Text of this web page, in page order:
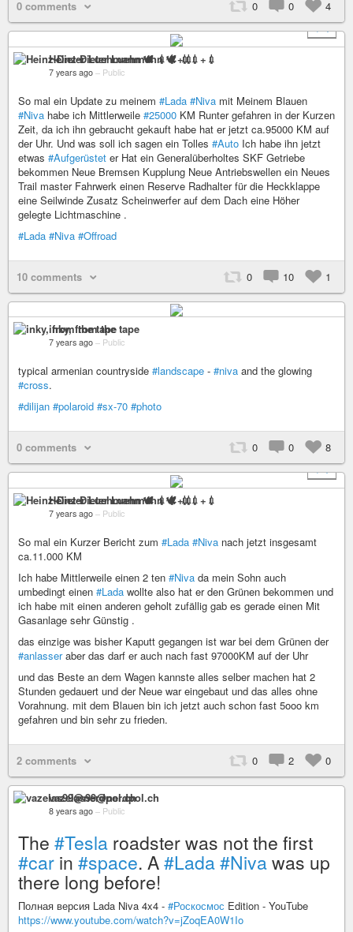
0 comments 0 0
4
+ 4
Heinz-Dieter Luehmann 🕊 💉💉+💉
7 years ago – Public
So mal ein Update zu meinem #Lada #Niva mit Meinem Blauen
#Niva habe ich Mittlerweile #25000 KM Runter gefahren in der Kurzen
Zeit, da ich ihn gebraucht gekauft habe hat er jetzt ca.95000 KM auf
der Uhr. Und was soll ich sagen ein Tolles #Auto Ich habe ihn jetzt
etwas #Aufgerüstet er Hat ein Generalüberholtes SKF Getriebe
bekommen Neue Bremsen Kupplung Neue Antriebswellen ein Neues
Trail master Fahrwerk einen Reserve Radhalter für die Heckklappe
eine Seilwinde Zusatz Scheinwerfer auf dem Dach eine Höher
gelegte Lichtmaschine .
#Lada #Niva #Offroad
10 comments 0 10 1
inky, from the tape
7 years ago – Public
typical armenian countryside #landscape - #niva and the glowing
#cross.
#dilijan #polaroid #sx-70 #photo
0 comments 0 0
8
+ 1
Heinz-Dieter Luehmann 🕊 💉💉+💉
7 years ago – Public
So mal ein Kurzer Bericht zum #Lada #Niva nach jetzt insgesamt
ca.11.000 KM
Ich habe Mittlerweile einen 2 ten #Niva da mein Sohn auch
umbedingt einen #Lada wollte also hat er den Grünen bekommen und
ich habe mit einen anderen geholt zufällig gab es gerade einen Mit
Gasanlage sehr Günstig .
das einzige was bisher Kaputt gegangen ist war bei dem Grünen der
#anlasseraber das darf er auch nach fast 97000KM auf der Uhr
und das Beste an dem Wagen kannste alles selber machen hat 2
Stunden gedauert und der Neue war eingebaut und das alles ohne
Vorahnung. mit dem Blauen bin ich jetzt auch schon fast 5ooo km
gefahren und bin sehr zu frieden.
2 comments 0 2 0
vazelas99@nerdpol.ch
8 years ago – Public
The #Tesla roadster was not the first
#car in #space. A#Lada#Nivawas up
there long before!
Полная версия Lada Niva 4x4 - #Роскосмос Edition - YouTube
https://www.youtube.com/watch?v=jZoqEA0W1Io